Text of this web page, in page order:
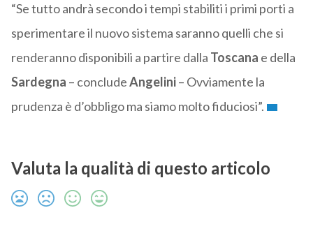
“Se tutto andrà secondo i tempi stabiliti i primi porti a
sperimentare il nuovo sistema saranno quelli che si
renderanno disponibili a partire dalla Toscana e della
Sardegna – concludeAngelini– Ovviamente la
prudenza è d’obbligo ma siamo molto fiduciosi”.
Valuta la qualità di questo articolo